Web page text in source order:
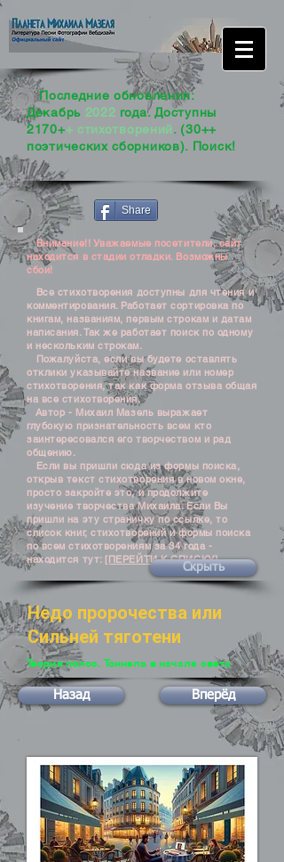
Последние обновления:
Декабрь2022 года. Доступны
2170++ стихотворений. (30++
поэтических сборников). Поиск!
Share
Внимание!! Уважаемые посетители, сайт
находится в стадии отладки. Возможны
сбои!
Все стихотворения доступны для чтения и
комментирования. Работает сортировка по
книгам, названиям, первым строкам и датам
написания. Так же работает поиск по одному
и нескольким строкам.
Пожалуйста, если вы будете оставлять
отклики указывайте название или номер
стихотворения, так как форма отзыва общая
на все стихотворения.
Автор - Михаил Мазель выражает
глубокую признательность всем кто
заинтересовался его творчеством и рад
общению.
Если вы пришли сюда из формы поиска,
открыв текст стихотворения в новом окне,
просто закройте это, и продолжите
изучение творчества Михаила. Если Вы
пришли на эту страничку по ссылке, то
список книг, стихотворений и формы поиска
по всем стихотворениям за 34 года -
находится тут: [ПЕРЕЙТИ К СПИСКУ]
Скрыть
Недо пророчества или
Сильней тяготени
Теория полос. Тоннель в начале света
Назад Вперёд